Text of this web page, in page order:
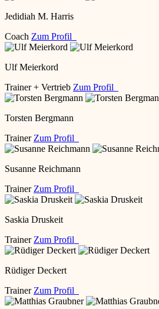
Jedidiah M. Harris
Coach Zum Profil
Ulf Meierkord
Trainer + Vertrieb Zum Profil
Torsten Bergmann
Trainer Zum Profil
Susanne Reichmann
Trainer Zum Profil
Saskia Druskeit
Trainer Zum Profil
Rüdiger Deckert
Trainer Zum Profil